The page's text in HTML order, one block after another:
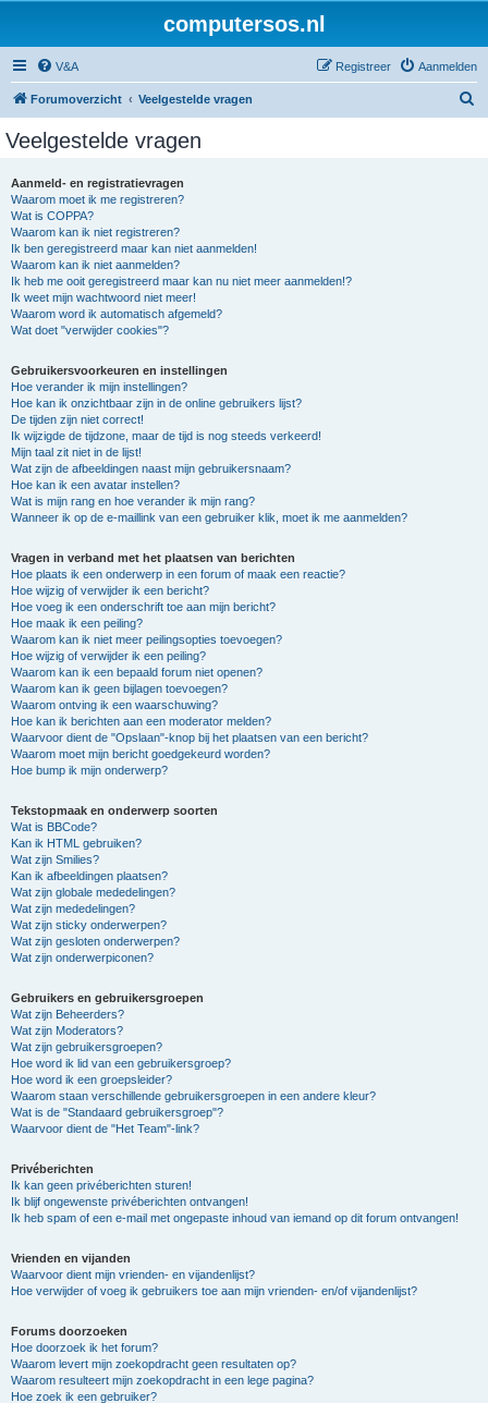
computersos.nl
V&A Aanmelden
Registreer
Forumoverzicht Veelgestelde vragen
Veelgestelde vragen
Aanmeld- en registratievragen
Waarom moet ik me registreren?
Wat is COPPA?
Waarom kan ik niet registreren?
Ik ben geregistreerd maar kan niet aanmelden!
Waarom kan ik niet aanmelden?
Ik heb me ooit geregistreerd maar kan nu niet meer aanmelden!?
Ik weet mijn wachtwoord niet meer!
Waarom word ik automatisch afgemeld?
Wat doet "verwijder cookies"?
Gebruikersvoorkeuren en instellingen
Hoe verander ik mijn instellingen?
Hoe kan ik onzichtbaar zijn in de online gebruikers lijst?
De tijden zijn niet correct!
Ik wijzigde de tijdzone, maar de tijd is nog steeds verkeerd!
Mijn taal zit niet in de lijst!
Wat zijn de afbeeldingen naast mijn gebruikersnaam?
Hoe kan ik een avatar instellen?
Wat is mijn rang en hoe verander ik mijn rang?
Wanneer ik op de e-maillink van een gebruiker klik, moet ik me aanmelden?
Vragen in verband met het plaatsen van berichten
Hoe plaats ik een onderwerp in een forum of maak een reactie?
Hoe wijzig of verwijder ik een bericht?
Hoe voeg ik een onderschrift toe aan mijn bericht?
Hoe maak ik een peiling?
Waarom kan ik niet meer peilingsopties toevoegen?
Hoe wijzig of verwijder ik een peiling?
Waarom kan ik een bepaald forum niet openen?
Waarom kan ik geen bijlagen toevoegen?
Waarom ontving ik een waarschuwing?
Hoe kan ik berichten aan een moderator melden?
Waarvoor dient de "Opslaan"-knop bij het plaatsen van een bericht?
Waarom moet mijn bericht goedgekeurd worden?
Hoe bump ik mijn onderwerp?
Tekstopmaak en onderwerp soorten
Wat is BBCode?
Kan ik HTML gebruiken?
Wat zijn Smilies?
Kan ik afbeeldingen plaatsen?
Wat zijn globale mededelingen?
Wat zijn mededelingen?
Wat zijn sticky onderwerpen?
Wat zijn gesloten onderwerpen?
Wat zijn onderwerpiconen?
Gebruikers en gebruikersgroepen
Wat zijn Beheerders?
Wat zijn Moderators?
Wat zijn gebruikersgroepen?
Hoe word ik lid van een gebruikersgroep?
Hoe word ik een groepsleider?
Waarom staan verschillende gebruikersgroepen in een andere kleur?
Wat is de "Standaard gebruikersgroep"?
Waarvoor dient de "Het Team"-link?
Privéberichten
Ik kan geen privéberichten sturen!
Ik blijf ongewenste privéberichten ontvangen!
Ik heb spam of een e-mail met ongepaste inhoud van iemand op dit forum ontvangen!
Vrienden en vijanden
Waarvoor dient mijn vrienden- en vijandenlijst?
Hoe verwijder of voeg ik gebruikers toe aan mijn vrienden- en/of vijandenlijst?
Forums doorzoeken
Hoe doorzoek ik het forum?
Waarom levert mijn zoekopdracht geen resultaten op?
Waarom resulteert mijn zoekopdracht in een lege pagina?
Hoe zoek ik een gebruiker?